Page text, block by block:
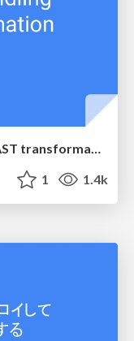
Rewrite Go error handling using AST transformation
1 1.4k